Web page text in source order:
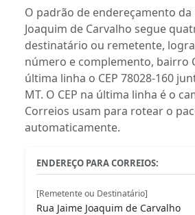
O padrão de endereçamento da
Joaquim de Carvalho segue
destinatário ou remetente,
número e complemento, bairro
última linha o CEP 78028-160
MT. O CEP na última linha é o
Correios usam para rotear o
automaticamente.
ENDEREÇO PARA CORREIOS:
[Remetente ou Destinatário]
Rua Jaime Joaquim de Carvalho